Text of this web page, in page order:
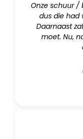
Onze schuur /
dus die had
Daarnaast
moet. Nu,